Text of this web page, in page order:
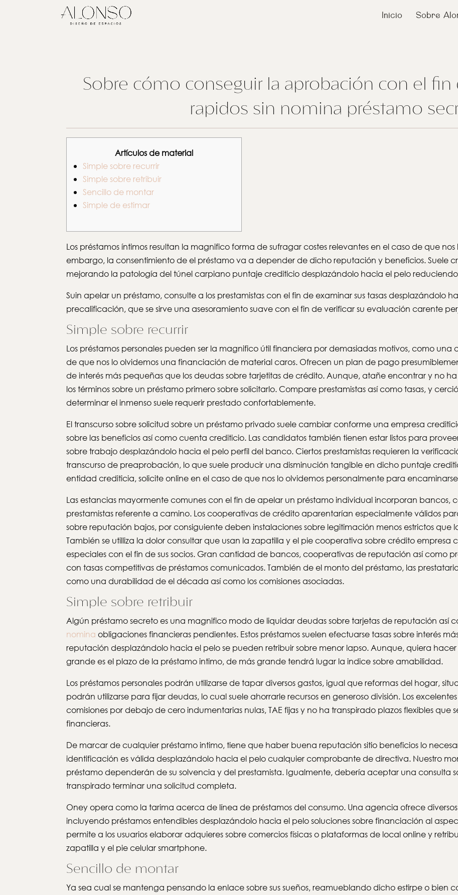
Inicio Sobre
Sobre cómo conseguir la aprobación con el
rapidos sin nomina préstamo
Artículos de material
Simple sobre recurrir
Simple sobre retribuir
Sencillo de montar
Simple de estimar
Los préstamos íntimos resultan la magnifico forma de sufragar costes relevantes en el caso de que
embargo, la consentimiento de el préstamo va a depender de dicho reputación y beneficios.Suele
mejorando la patologí­a del túnel carpiano puntaje crediticio desplazándolo hacia el pelo
Suin apelar un préstamo, consulte a los prestamistas con el fin de examinar sus tasas desplazándolo
precalificación, que se sirve una asesoramiento suave con el fin de verificar su evaluación carente
Simple sobre recurrir
Los préstamos personales pueden ser la magnifico útil financiera por demasiadas motivos, como
de que nos lo olvidemos una financiación de material caros. Ofrecen un plan de pago
de interés más pequeñas que los deudas sobre tarjetitas de crédito. Aunque, atañe encontrar y no
los términos sobre un préstamo primero sobre solicitarlo. Compare prestamistas así­ como tasas, y
determinar el inmenso suele requerir prestado confortablemente.
El transcurso sobre solicitud sobre un préstamo privado suele cambiar conforme una empresa
sobre las beneficios así­ como cuenta crediticio. Las candidatos también tienen estar listos para
sobre trabajo desplazándolo hacia el pelo perfil del banco. Ciertos prestamistas requieren la
transcurso de preaprobación, lo que suele producir una disminución tangible en dicho puntaje
entidad crediticia, solicite online en el caso de que nos lo olvidemos personalmente para encaminarse
Las estancias mayormente comunes con el fin de apelar un préstamo individual incorporan bancos,
prestamistas referente a camino. Los cooperativas de crédito aparentarían especialmente válidos
sobre reputación bajos, por consiguiente deben instalaciones sobre legitimación menos estrictos que
También se utilliza la dolor consultar que usan la zapatilla y el pie cooperativa sobre crédito empresa
especiales con el fin de sus socios. Gran cantidad de bancos, cooperativas de reputación así­ como
con tasas competitivas de préstamos comunicados. También de el monto del préstamo, las
como una durabilidad de el década así­ como los comisiones asociadas.
Simple sobre retribuir
Algún préstamo secreto es una magnifico modo de liquidar deudas sobre tarjetas de reputación así­
nomina obligaciones financieras pendientes. Estos préstamos suelen efectuarse tasas sobre interés
reputación desplazándolo hacia el pelo se pueden retribuir sobre menor lapso. Aunque, quiera
grande es el plazo de la préstamo intimo, de más grande tendrá lugar la indice sobre amabilidad.
Los préstamos personales podrán utilizarse de tapar diversos gastos, igual que reformas del hogar,
podrán utilizarse para fijar deudas, lo cual suele ahorrarle recursos en generoso división. Los
comisiones por debajo de cero indumentarias nulas, TAE fijas y no ha transpirado plazos flexibles
financieras.
De marcar de cualquier préstamo intimo, tiene que haber buena reputación sitio beneficios lo
identificación es válida desplazándolo hacia el pelo cualquier comprobante de directiva. Nuestro
préstamo dependerán de su solvencia y del prestamista. Igualmente, debería aceptar una consulta
transpirado terminar una solicitud completa.
Oney opera como la tarima acerca de línea de préstamos del consumo. Una agencia ofrece
incluyendo préstamos entendibles desplazándolo hacia el pelo soluciones sobre financiación al
permite a los usuarios elaborar adquieres sobre comercios físicas o plataformas de local online y
zapatilla y el pie celular smartphone.
Sencillo de montar
Ya sea cual se mantenga pensando la enlace sobre sus sueños, reamueblando dicho estirpe o bien